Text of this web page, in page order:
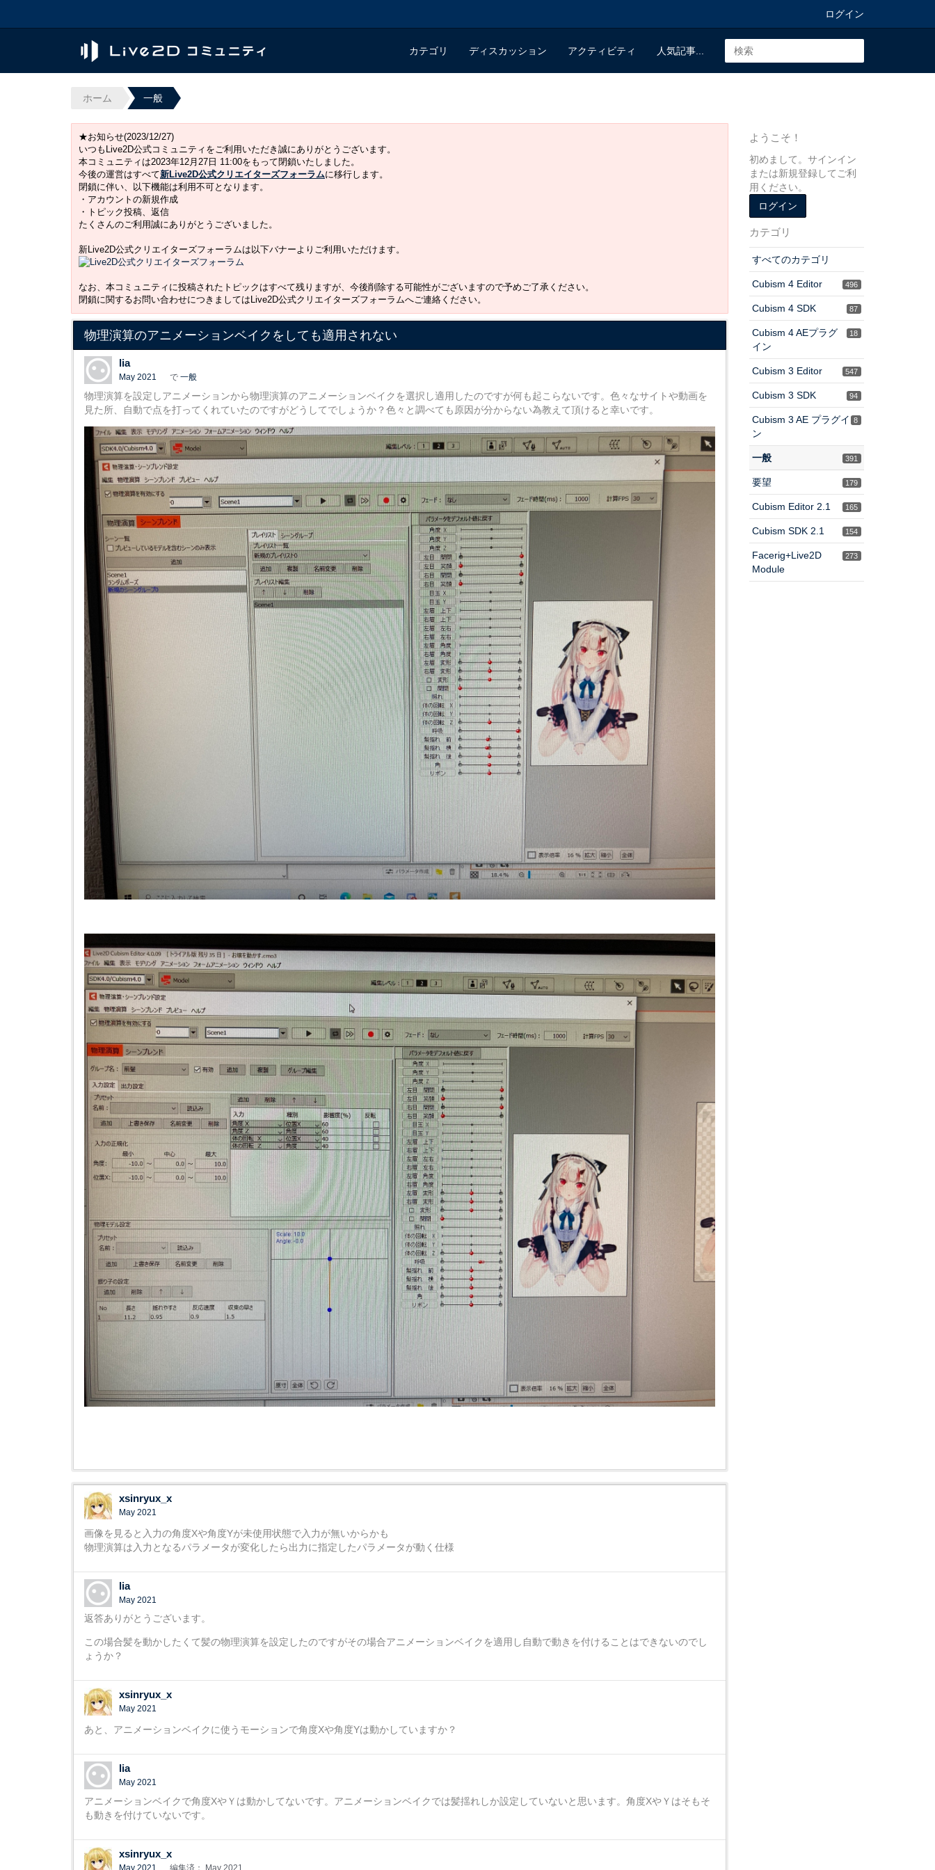
ログイン
カテゴリ ディスカッション アクティビティ 人気記事...
ホーム 一般
★お知らせ(2023/12/27)
いつもLive2D公式コミュニティをご利用いただき誠にありがとうございます。
本コミュニティは2023年12月27日 11:00をもって閉鎖いたしました。
今後の運営はすべて新Live2D公式クリエイターズフォーラムに移行します。
閉鎖に伴い、以下機能は利用不可となります。
・アカウントの新規作成
・トピック投稿、返信
たくさんのご利用誠にありがとうございました。
新Live2D公式クリエイターズフォーラムは以下バナーよりご利用いただけます。
なお、本コミュニティに投稿されたトピックはすべて残りますが、今後削除する可能性がございますので予めご了承ください。
閉鎖に関するお問い合わせにつきましてはLive2D公式クリエイターズフォーラムへご連絡ください。
物理演算のアニメーションベイクをしても適用されない
lia
May 2021 で 一般
物理演算を設定しアニメーションから物理演算のアニメーションベイクを選択し適用したのですが何も起こらないです。色々なサイトや動画を
見た所、自動で点を打ってくれていたのですがどうしてでしょうか？色々と調べても原因が分からない為教えて頂けると幸いです。
xsinryux_x
May 2021
画像を見ると入力の角度Xや角度Yが未使用状態で入力が無いからかも
物理演算は入力となるパラメータが変化したら出力に指定したパラメータが動く仕様
lia
May 2021
返答ありがとうございます。
この場合髪を動かしたくて髪の物理演算を設定したのですがその場合アニメーションベイクを適用し自動で動きを付けることはできないのでし
ょうか？
xsinryux_x
May 2021
あと、アニメーションベイクに使うモーションで角度Xや角度Yは動かしていますか？
lia
May 2021
アニメーションベイクで角度XやＹは動かしてないです。アニメーションベイクでは髪揺れしか設定していないと思います。角度XやＹはそもそ
も動きを付けていないです。
xsinryux_x
May 2021 編集済： May 2021
ようこそ！
初めまして。サインイン
または新規登録してご利
用ください。
ログイン
カテゴリ
すべてのカテゴリ
496
Cubism 4 Editor
87
Cubism 4 SDK
18
Cubism 4 AEプラグ
イン
547
Cubism 3 Editor
94
Cubism 3 SDK
8
Cubism 3 AE プラグイ
ン
391
一般
179
要望
165
Cubism Editor 2.1
154
Cubism SDK 2.1
273
Facerig+Live2D
Module